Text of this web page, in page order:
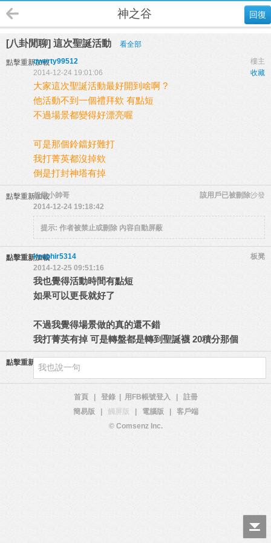
回復
神之谷
[八卦閒聊] 這次聖誕活動 看全部
點擊重新加載 樓主
qwerty99512
收藏
2014-12-24 19:01:06
大家這次聖誕活動最好開到啥啊 ?
他活動不到一個禮拜欸 有點短
不過場景都變得好漂亮喔
可是那個鈴鐺好難打
我打菁英都沒掉欸
倒是打封神塔有掉
點擊重新加載 沙發
超級小帥哥
該用戶已被刪除
2014-12-24 19:18:42
提示: 作者被禁止或刪除 內容自動屏蔽
點擊重新加載 板凳
keophir5314
2014-12-25 09:51:16
我也覺得活動時間有點短
如果可以更長就好了
不過我覺得場景做的真的還不錯
我打菁英有掉 可是轉盤都是轉到聖誕襪 20積分那個
點擊重新加載
首頁 登錄 用FB帳號登入
註冊
簡易版
觸屏版 電腦版
客戶端
© Comsenz Inc.